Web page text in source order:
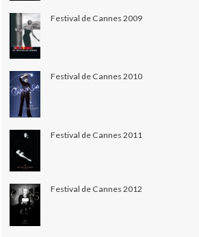
Festival de Cannes 2009
Festival de Cannes 2010
Festival de Cannes 2011
Festival de Cannes 2012